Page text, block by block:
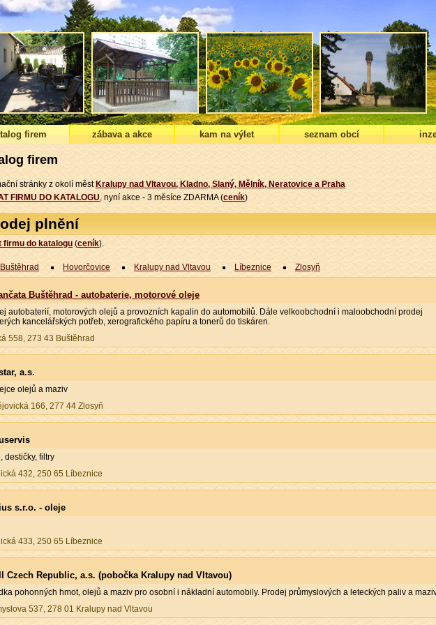
firem zábava a akce kam na výlet seznam obcí
firem
stránky z okolí měst Kralupy nad Vltavou, Kladno, Slaný, Mělník, Neratovice a Praha
FIRMU DO KATALOGU, nyní akce - 3 měsíce ZDARMA (ceník)
plnění
firmu do katalogu (ceník).
Buštěhrad Hovorčovice Kralupy nad Vltavou Líbeznice Zlosyň
Buštěhrad - autobaterie, motorové oleje
autobaterií, motorových olejů a provozních kapalin do automobilů. Dále velkoobchodní i maloobchodní prodej
kancelářských potřeb, xerografického papíru a tonerů do tiskáren.
558, 273 43 Buštěhrad
a.s.
olejů a maziv
166, 277 44 Zlosyň
destičky, filtry
432, 250 65 Líbeznice
s.r.o. - oleje
433, 250 65 Líbeznice
Czech Republic, a.s. (pobočka Kralupy nad Vltavou)
pohonných hmot, olejů a maziv pro osobní i nákladní automobily. Prodej průmyslových a leteckých paliv a
537, 278 01 Kralupy nad Vltavou